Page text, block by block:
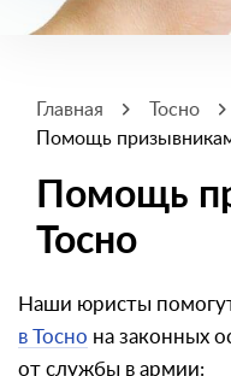
Главная Тосно
Помощь
Помощь
Тосно
Наши юристы
в Тосно на законных
от службы в армии: